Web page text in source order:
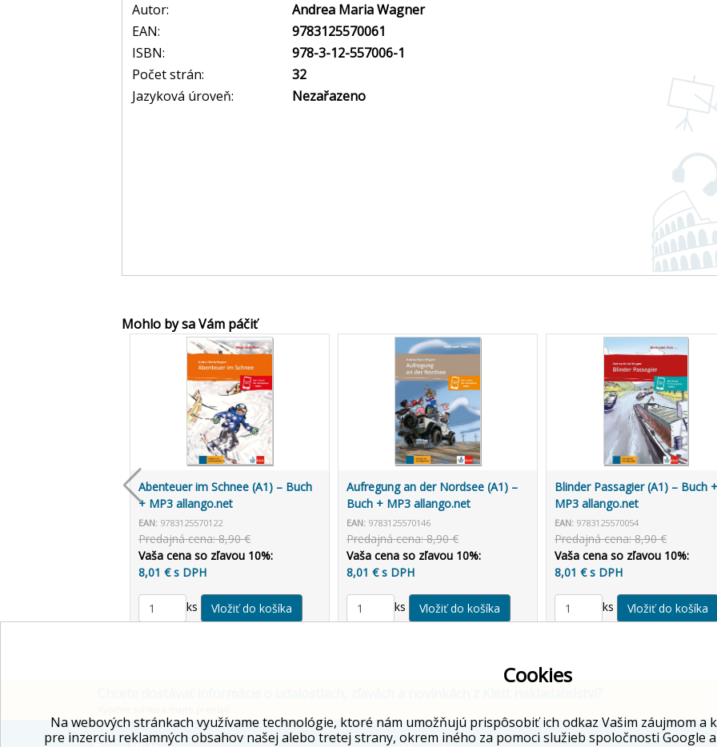
Autor:
Andrea Maria Wagner
EAN:
9783125570061
ISBN:
978-3-12-557006-1
Počet strán:
32
Jazyková úroveň:
Nezařazeno
Mohlo by sa Vám páčiť
Abenteuer im Schnee (A1) – Buch
+ MP3 allango.net
EAN: 9783125570122
Predajná cena: 8,90 €
Vaša cena so zľavou 10%:
8,01 € s DPH
ks
Aufregung an der Nordsee (A1) –
Buch + MP3 allango.net
EAN: 9783125570146
Predajná cena: 8,90 €
Vaša cena so zľavou 10%:
8,01 € s DPH
ks
Blinder Passagier (A1) – Buch +
MP3 allango.net
EAN: 9783125570054
Predajná cena: 8,90 €
Vaša cena so zľavou 10%:
8,01 € s DPH
ks
Cookies
Na webových stránkach využívame technológie, ktoré nám umožňujú prispôsobiť ich odkaz Vašim záujmom
pre inzerciu reklamných obsahov našej alebo tretej strany, okrem iného za pomoci služieb spoločnosti Google